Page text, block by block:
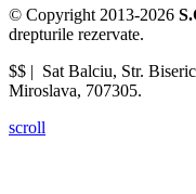
© Copyright 2013-2026
drepturile rezervate.
$$ | Sat Balciu, Str.
Miroslava, 707305.
scroll